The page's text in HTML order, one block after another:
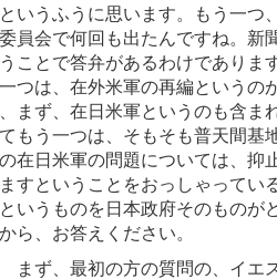
いうふうに思います。
もう一つ
員会で何回も出たんですね。新
ことで答弁があるわけでありま
つは、在外米軍の再編というの
まず、在日米軍というのも含ま
もう一つは、そもそも普天間基
在日米軍の問題については、抑
すということをおっしゃってい
いうものを日本政府そのものが
ら、お答えください。
まず、最初の方の質問の、イエ